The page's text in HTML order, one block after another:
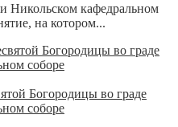
Никольском кафедральном
на котором...
Богородицы во граде
соборе